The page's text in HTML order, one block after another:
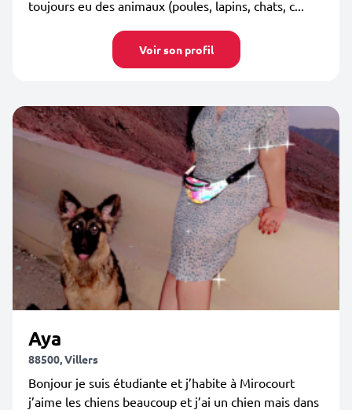
toujours eu des animaux (poules, lapins, chats, c...
Voir son profil
Aya
88500, Villers
Bonjour je suis étudiante et j’habite à Mirocourt
j’aime les chiens beaucoup et j’ai un chien mais dans